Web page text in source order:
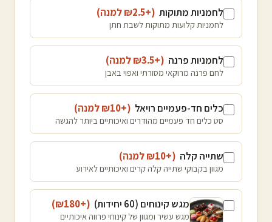
לחמניות מתוקות (+₪
2.5 למנה)
לחמניות קלועות מתוקות לשבת חתן
לחמניות פרנה (+₪
3.5 למנה)
לחם פרנה מרוקאי מסורתי ואפוי באבן
כלים חד-פעמיים רויאל (+₪
10 למנה)
סט כלים חד פעמיים מהודרים ואיכותיים ביותר להגשה
שתייה קלה (+₪
10 למנה)
מגוון בקבוקי שתייה קלה קרים ואיכותיים לאירוע
מגש קינוחים (60 יחידות) (+₪
180
)
מגש עשיר ומגוון של קינוחי פרווה איכותיים